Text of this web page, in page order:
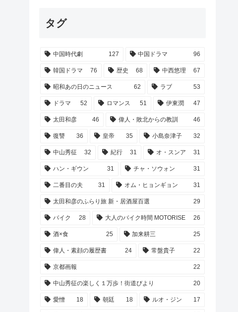
タグ
中国時代劇 127 中国ドラマ 96
韓国ドラマ 76 歴史 68 中西悠理 67
昭和あの日のニュース 62 ラブ 53
ドラマ 52 ロマンス 51 伊東潤 47
太田和彦 46 偉人・敗北からの教訓 46
復讐 36 皇帝 35 小島奈津子 32
中山秀征 32 紀行 31 オ・スンア 31
ハン・ギウン 31 チャ・ソウォン 31
二番目の夫 31 オム・ヒョンギョン 31
太田和彦のふらり旅 新・居酒屋百選 29
バイク 28 大人のバイク時間 MOTORISE 26
酒×食 25 加来耕三 25
偉人・素顔の履歴書 24 常盤貴子 22
京都画報 22
中山秀征の楽しく１万歩！街道びより 20
愛憎 18 朝廷 18 ルオ・ジン 17